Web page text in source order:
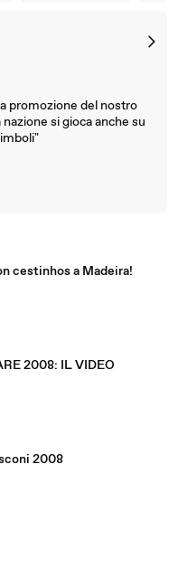
promozione del nostro
si gioca anche su
cestinhos a Madeira!
2008: IL VIDEO
2008